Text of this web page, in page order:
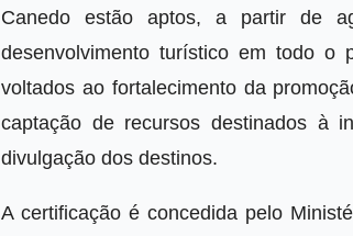
Canedo estão aptos, a partir de
desenvolvimento turístico em todo o
voltados ao fortalecimento da
captação de recursos destinados à
divulgação dos destinos.
A certificação é concedida pelo